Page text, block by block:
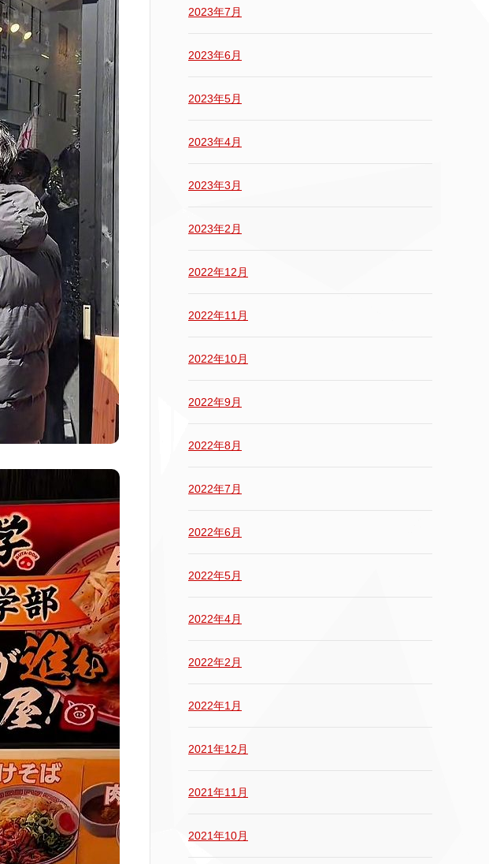
2023年7月
2023年6月
2023年5月
2023年4月
2023年3月
2023年2月
2022年12月
2022年11月
2022年10月
2022年9月
2022年8月
2022年7月
2022年6月
2022年5月
2022年4月
2022年2月
2022年1月
2021年12月
2021年11月
2021年10月